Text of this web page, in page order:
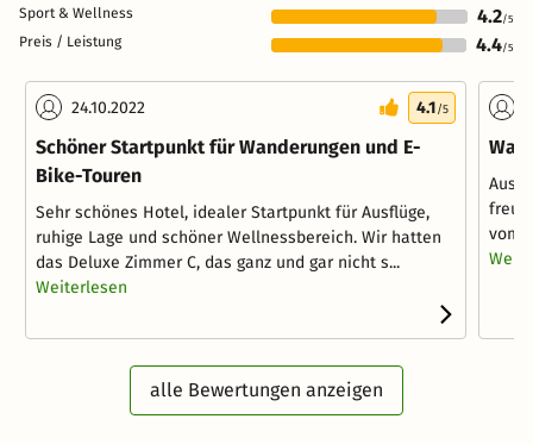
Sport & Wellness 4.2/5
Preis / Leistung 4.4/5
24.10.2022 4.1/5
Schöner Startpunkt für Wanderungen und E-
Bike-Touren
Sehr schönes Hotel, idealer Startpunkt für Ausflüge,
ruhige Lage und schöner Wellnessbereich. Wir hatten
das Deluxe Zimmer C, das ganz und gar nicht s...
Weiterlesen
War
vom
alle Bewertungen anzeigen